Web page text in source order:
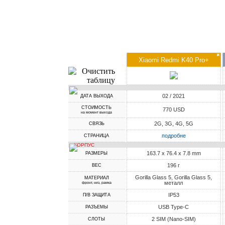
✖
Xiaomi Redmi K40 Pro+
ДАТА ВЫХОДА 02 / 2021
СТОИМОСТЬ
на момент выхода 770 USD
СВЯЗЬ 2G, 3G, 4G, 5G
СТРАНИЦА подробне
КОРПУС
РАЗМЕРЫ 163.7 x 76.4 x 7.8 mm
ВЕС 196 г
МАТЕРИАЛ
фронт, низ, рамка
Gorilla Glass 5, Gorilla Glass 5,
металл
П/В ЗАЩИТА IP53
РАЗЪЕМЫ USB Type-C
СЛОТЫ 2 SIM (Nano-SIM)